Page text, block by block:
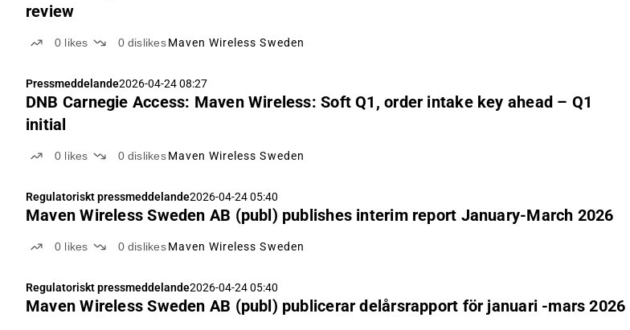
review
0 likes 0 dislikes Maven Wireless Sweden
Pressmeddelande2026-04-24 08:27
DNB Carnegie Access: Maven Wireless: Soft Q1, order intake key ahead – Q1
initial
0 likes 0 dislikes Maven Wireless Sweden
Regulatoriskt pressmeddelande2026-04-24 05:40
Maven Wireless Sweden AB (publ) publishes interim report January-March 2026
0 likes 0 dislikes Maven Wireless Sweden
Regulatoriskt pressmeddelande2026-04-24 05:40
Maven Wireless Sweden AB (publ) publicerar delårsrapport för januari -mars 2026